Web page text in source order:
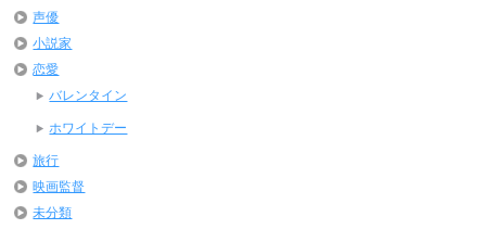
声優
小説家
恋愛
バレンタイン
ホワイトデー
旅行
映画監督
未分類